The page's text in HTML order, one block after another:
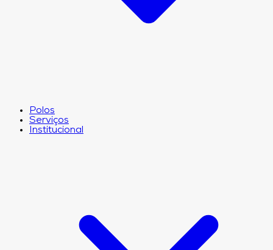
Polos
Serviços
Institucional